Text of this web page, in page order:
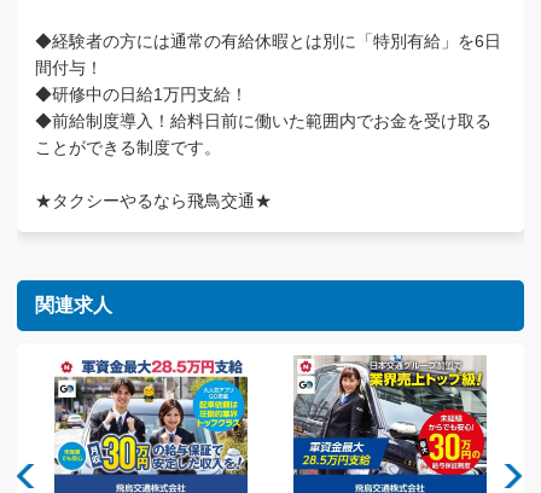
◆経験者の方には通常の有給休暇とは別に「特別有給」を6日
間付与！
◆研修中の日給1万円支給！
◆前給制度導入！給料日前に働いた範囲内でお金を受け取る
ことができる制度です。
★タクシーやるなら飛鳥交通★
関連求人